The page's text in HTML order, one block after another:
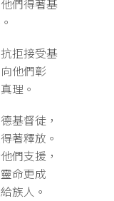
們得著基
拒接受基
他們彰
理。
基督徒，
著釋放。
們支援，
命更成
族人。